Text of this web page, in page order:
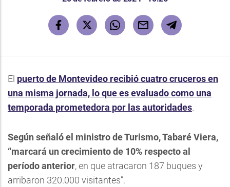
El puerto de Montevideo recibió cuatro cruceros en
una misma jornada, lo que es evaluado como una
temporada prometedora por las autoridades.
Según señaló el ministro de Turismo, Tabaré Viera,
“marcará un crecimiento de 10% respecto al
período anterior, en que atracaron 187 buques y
arribaron 320.000 visitantes”.